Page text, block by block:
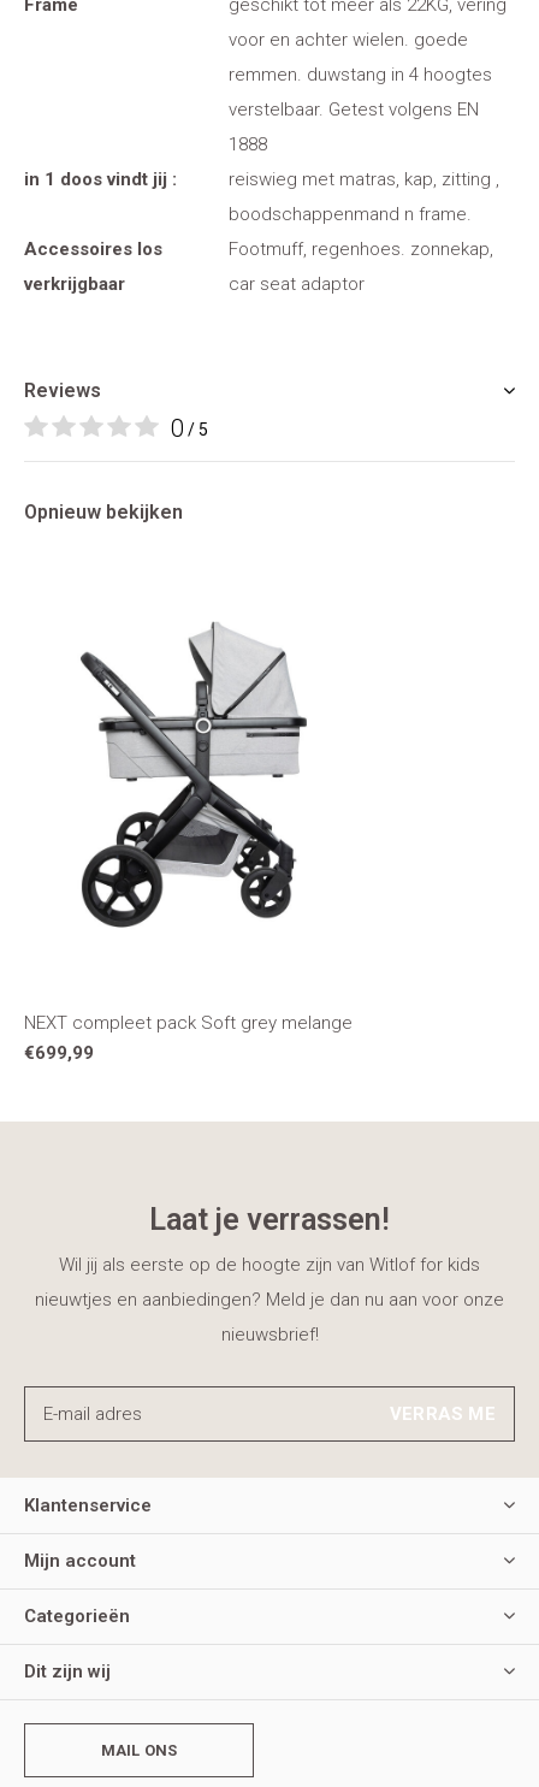
Frame
geschikt tot meer als 22KG, vering
voor en achter wielen. goede
remmen. duwstang in 4 hoogtes
verstelbaar. Getest volgens EN
1888
in 1 doos vindt jij :
reiswieg met matras, kap, zitting ,
boodschappenmand n frame.
Accessoires los
verkrijgbaar
Footmuff, regenhoes. zonnekap,
car seat adaptor
Reviews
0 / 5
Opnieuw bekijken
NEXT compleet pack Soft grey melange
€699,99
Laat je verrassen!
Wil jij als eerste op de hoogte zijn van Witlof for kids
nieuwtjes en aanbiedingen? Meld je dan nu aan voor onze
nieuwsbrief!
VERRAS ME
Klantenservice
Mijn account
Categorieën
Dit zijn wij
MAIL ONS